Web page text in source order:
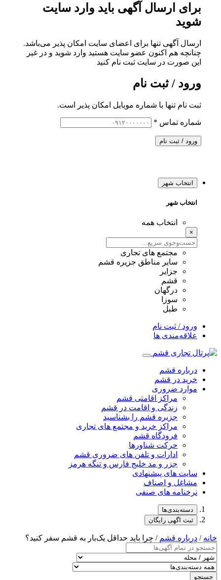
برای ارسال آگهی باید وارد سایت
شوید
ارسال آگهی تنها برای اعضای سایت امکان پذیر می‌باشد.
چنانچه هم‌ اکنون عضو سایت هستید وارد شوید و در غیر
این صورت در سایت ثبت نام کنید
ورود / ثبت نام
ثبت نام تنها با شماره موبایل امکان پذیر است.
شماره تماس *
ورود / ثبت نام
انتخاب شهر
انتخاب شهر
انتخاب همه
×
مجتمع های تجاری
سایر مناطق جزیره قشم
جزایر
قشم
درگهان
سوزا
طبل
ورود / ثبت نام
علاقه‌مندی ها
درباره قشم
خرید در قشم
موارد ضروری
مراکز اقامتی قشم
زندگی و اقامت در قشم
جزیره قشم را بشناسید
مراکز خرید و مجتمع های تجاری
فرودگاه قشم
حرکت شناورها
ادارات و تلفن های ضروری قشم
جزر و مد خلیج فارس و تنگه هرمز
سایت های پیشنهادی
مشاغل و اصناف
نرخنامه های صنفی
دسته‌بندی‌ها
ثبت اگهی رایگان
خانه / درباره قشم / چرا باید حداقل یک‌بار به قشم سفر کنید؟
جستجو